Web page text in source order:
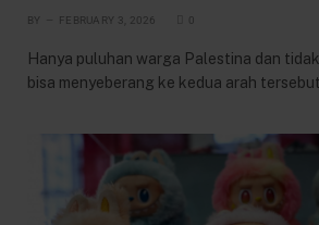
BY FEBRUARY 3, 2026 0
Hanya puluhan warga Palestina dan
bisa menyeberang ke kedua arah